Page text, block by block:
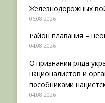
Железнодорожных
06.08.2026
Район плавания –
04.08.2026
О признании ряда
националистов и
пособниками
04.08.2026